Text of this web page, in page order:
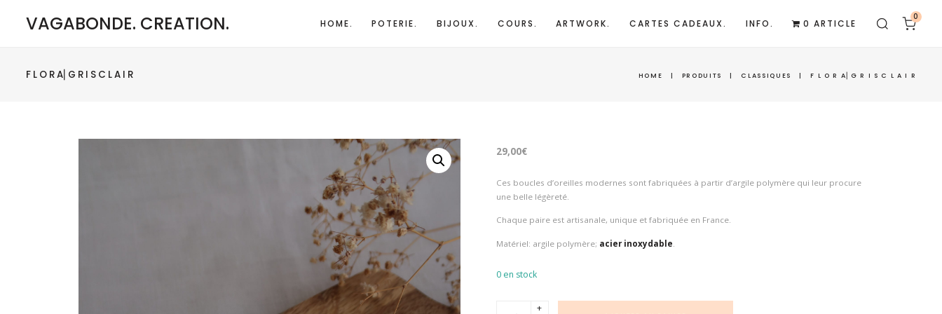
VAGABONDE. CREATION. HOME. POTERIE. BIJOUX. COURS. ARTWORK. CARTES CADEAUX. INFO. 0 ARTICLE
0
F L O R A⎜G R I S C L A I R HOME | PRODUITS | CLASSIQUES | F L O R A⎜G R I S C L A I R
29,00€
Ces boucles d’oreilles modernes sont fabriquées à partir d’argile polymère qui leur procure
une belle légèreté.
Chaque paire est artisanale, unique et fabriquée en France.
Matériel: argile polymère; acier inoxydable
0 en stock
+